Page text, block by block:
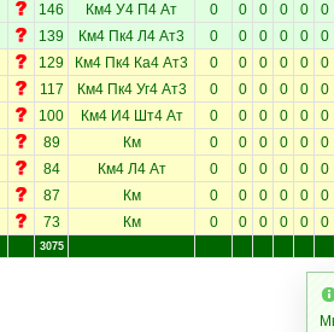
146 Км4 У4 П4 Ат 0 0 0 0 0 0
139 Км4 Пк4 Л4 Ат3 0 0 0 0 0 0
129 Км4 Пк4 Ка4 Ат3 0 0 0 0 0 0
117 Км4 Пк4 Уг4 Ат3 0 0 0 0 0 0
100 Км4 И4 Шт4 Ат 0 0 0 0 0 0
89 Км 0 0 0 0 0 0
84 Км4 Л4 Ат 0 0 0 0 0 0
87 Км 0 0 0 0 0 0
73 Км 0 0 0 0 0 0
3075